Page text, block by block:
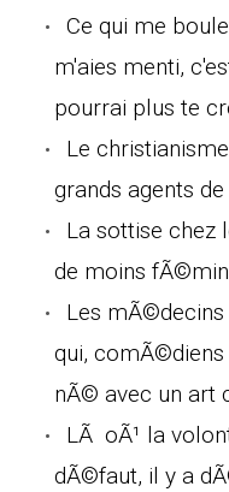
Ce qui me
m'aies menti,
pourrai plus te
Le
grands agents
La sottise chez
de moins
Les
qui,
nÃ© avec un art
LÃ oÃ¹ la
dÃ©faut, il y a